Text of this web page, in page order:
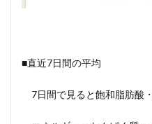
■直近7日間の平均
7日間で見ると飽和脂肪酸